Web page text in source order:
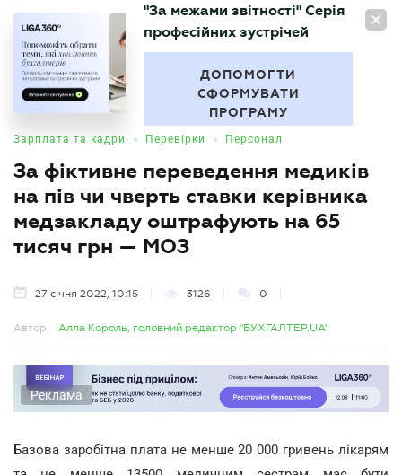
UA
БУХГАЛТЕР
"За межами звітності" Серія
професійних зустрічей
ДОПОМОГТИ
СФОРМУВАТИ
ПРОГРАМУ
Зарплата та кадри • Перевірки • Персонал
За фіктивне переведення медиків
на пів чи чверть ставки керівника
медзакладу оштрафують на 65
тисяч грн — МОЗ
27 січня 2022, 10:15 3126 0
Автор: Алла Король, головний редактор "БУХГАЛТЕР.UA"
Реклама
Базова заробітна плата не менше 20 000 гривень лікарям